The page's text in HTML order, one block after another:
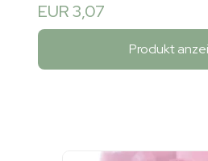
EUR 3,07
Produkt